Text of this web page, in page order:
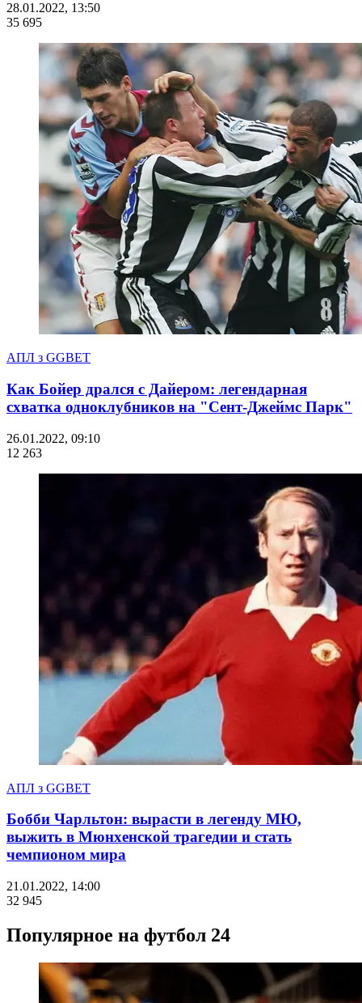
28.01.2022, 13:50
35 695
АПЛ з GGBET
Как Бойер дрался с Дайером: легендарная
схватка одноклубников на "Сент-Джеймс Парк"
26.01.2022, 09:10
12 263
АПЛ з GGBET
Бобби Чарльтон: вырасти в легенду МЮ,
выжить в Мюнхенской трагедии и стать
чемпионом мира
21.01.2022, 14:00
32 945
Популярное на футбол 24